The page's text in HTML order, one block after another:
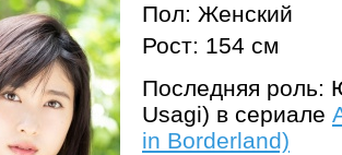
Пол: Женский
Рост: 154 см
Последняя роль:
Usagi) в сериале
in Borderland)